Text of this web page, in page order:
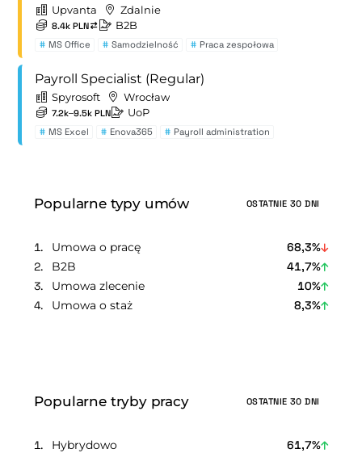
Upvanta Zdalnie
8.4k PLN B2B
# MS Office # Samodzielność # Praca zespołowa
Payroll Specialist (Regular)
Spyrosoft Wrocław
7.2k–9.5k PLN UoP
# MS Excel # Enova365 # Payroll administration
Popularne typy umów OSTATNIE 30 DNI
Umowa o pracę
68,3%
B2B
41,7%
Umowa zlecenie
10%
Umowa o staż
8,3%
Popularne tryby pracy OSTATNIE 30 DNI
Hybrydowo 61,7%